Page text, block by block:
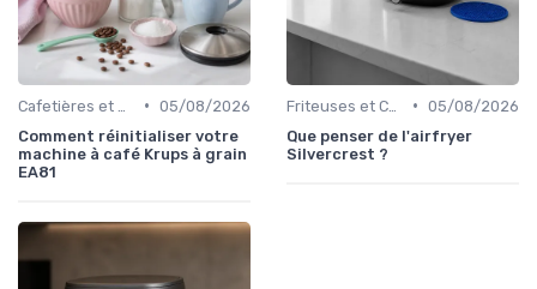
• 05/08/2026
Comment réinitialiser votre
machine à café Krups à grain
EA81
• 05/08/2026
Que penser de l'airfryer
Silvercrest ?